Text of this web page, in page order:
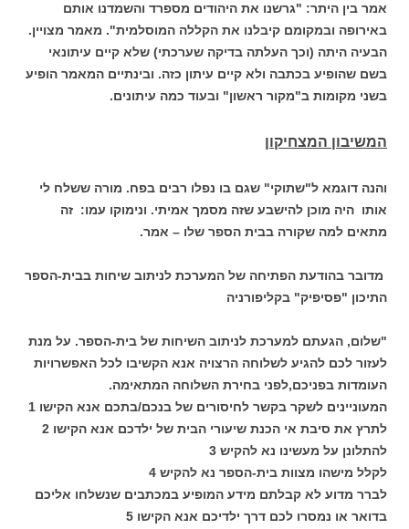
אמר בין היתר: "גרשנו את היהודים מספרד והשמדנו אותם
באירופה ובמקומם קיבלנו את הקללה המוסלמית". מאמר מצויין.
הבעיה היתה (וכך העלתה בדיקה שערכתי) שלא קיים עיתונאי
בשם שהופיע בכתבה ולא קיים עיתון כזה. ובינתיים המאמר הופיע
בשני מקומות ב"מקור ראשון" ובעוד כמה עיתונים.
המשיבון המצחיקון
והנה דוגמא ל"שתוקי" שגם בו נפלו רבים בפח. מורה ששלח לי
אותו היה מוכן להישבע שזה מסמך אמיתי. ונימוקו עמו: זה
מתאים למה שקורה בבית הספר שלו – אמר.
מדובר בהודעת הפתיחה של המערכת לניתוב שיחות בבית-הספר
התיכון "פסיפיק" בקליפורניה
"שלום, הגעתם למערכת לניתוב השיחות של בית-הספר. על מנת
לעזור לכם להגיע לשלוחה הרצויה אנא הקשיבו לכל האפשרויות
העומדות בפניכם,לפני בחירת השלוחה המתאימה.
המעוניינים לשקר בקשר לחיסורים של בנכם/בתכם אנא הקישו 1
לתרץ את סיבת אי הכנת שיעורי הבית של ילדכם אנא הקישו 2
להתלונן על מעשינו נא להקיש 3
לקלל מישהו מצוות בית-הספר נא להקיש 4
לברר מדוע לא קבלתם מידע המופיע במכתבים שנשלחו אליכם
בדואר או נמסרו לכם דרך ילדיכם אנא הקישו 5